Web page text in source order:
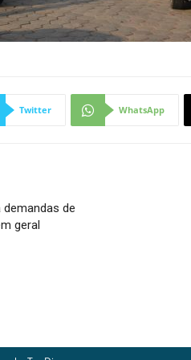
Twitter WhatsApp
demandas de
geral